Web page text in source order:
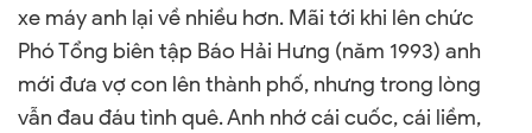
xe máy anh lại về nhiều hơn. Mãi tới khi lên chức
Phó Tổng biên tập Báo Hải Hưng (năm 1993) anh
mới đưa vợ con lên thành phố, nhưng trong lòng
vẫn đau đáu tình quê. Anh nhớ cái cuốc, cái liềm,